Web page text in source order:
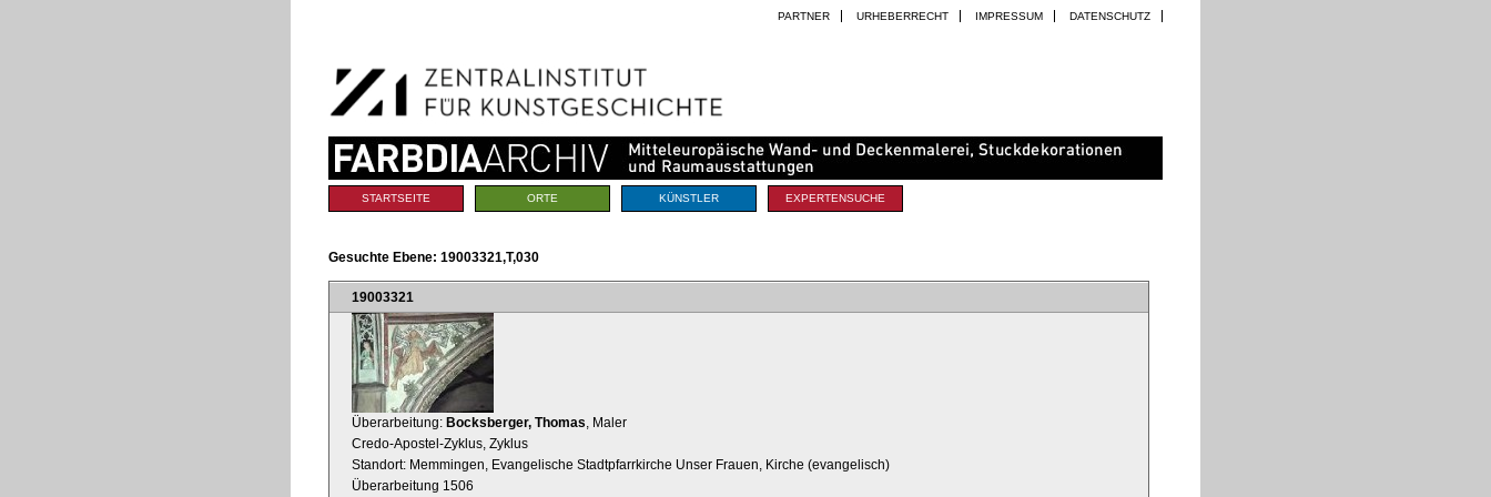
Navigation
PARTNER URHEBERRECHT IMPRESSUM DATENSCHUTZ
Sektionen
STARTSEITE ORTE KÜNSTLER EXPERTENSUCHE
Gesuchte Ebene: 19003321,T,030
19003321
Überarbeitung: Bocksberger, Thomas , Maler
Credo-Apostel-Zyklus, Zyklus
Standort: Memmingen, Evangelische Stadtpfarrkirche Unser Frauen, Kirche (evangelisch)
Überarbeitung 1506